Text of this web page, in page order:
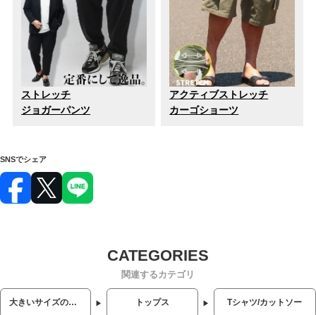
ストレッチ
ジョガーパンツ
アクティブストレッチ
カーゴショーツ
SNSでシェア
関連するカテゴリ
大きいサイズのメンズ服 トップス Tシャツ/カットソー